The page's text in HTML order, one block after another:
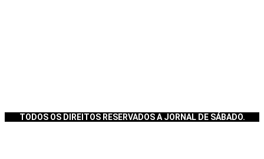
TODOS OS DIREITOS RESERVADOS A JORNAL DE SÁBADO.